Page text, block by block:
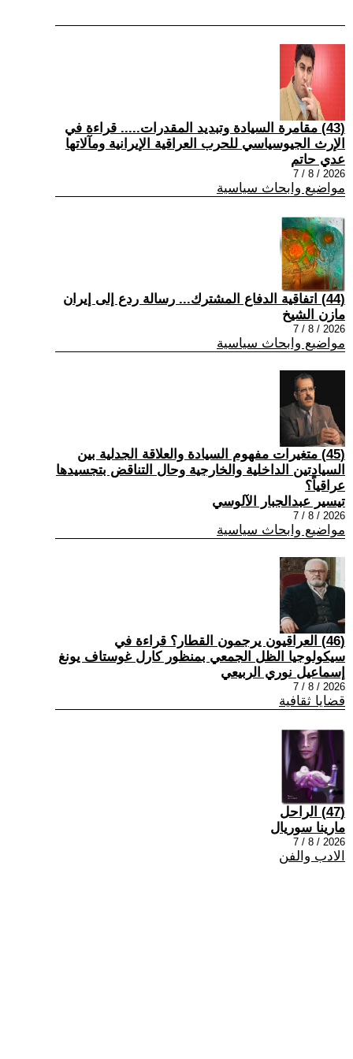
(43) مقامرة السيادة وتبديد المقدرات..... قراءة في
الإرث الجيوسياسي للحرب العراقية الإيرانية ومآلاتها
عدي حاتم
2026 / 8 / 7
مواضيع وابحاث سياسية
(44) اتفاقية الدفاع المشترك... رسالة ردع إلى إيران
مازن الشيخ
2026 / 8 / 7
مواضيع وابحاث سياسية
(45) متغيرات مفهوم السيادة والعلاقة الجدلية بين
السيادتين الداخلية والخارجية وحال التناقض بتجسيدها
عراقياً؟
تيسير عبدالجبار الآلوسي
2026 / 8 / 7
مواضيع وابحاث سياسية
(46) العراقيون يرجمون القطار؟ قراءة في
سيكولوجيا الظل الجمعي بمنظور كارل غوستاف يونغ
إسماعيل نوري الربيعي
2026 / 8 / 7
قضايا ثقافية
(47) الراحل
مارينا سوريال
2026 / 8 / 7
الادب والفن